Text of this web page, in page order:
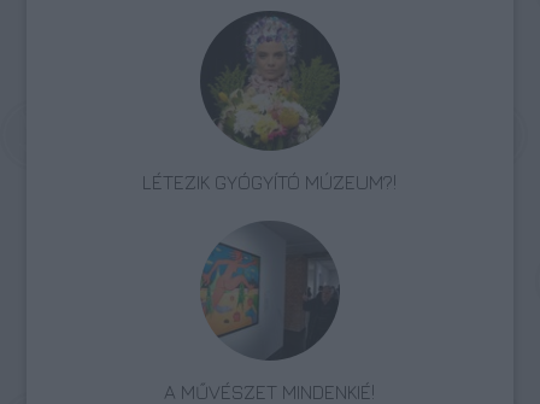
LÉTEZIK GYÓGYÍTÓ MÚZEUM?!
A MŰVÉSZET MINDENKIÉ!